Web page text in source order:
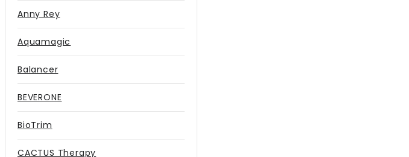
Anny Rey
Aquamagic
Balancer
BEVERONE
BioTrim
CACTUS Therapy